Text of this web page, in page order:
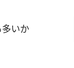
いか